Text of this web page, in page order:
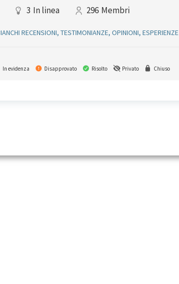
3 In linea 296 Membri
RECENSIONI, TESTIMONIANZE, OPINIONI, ESPERIENZE
In evidenza Disapprovato Risolto Privato Chiuso